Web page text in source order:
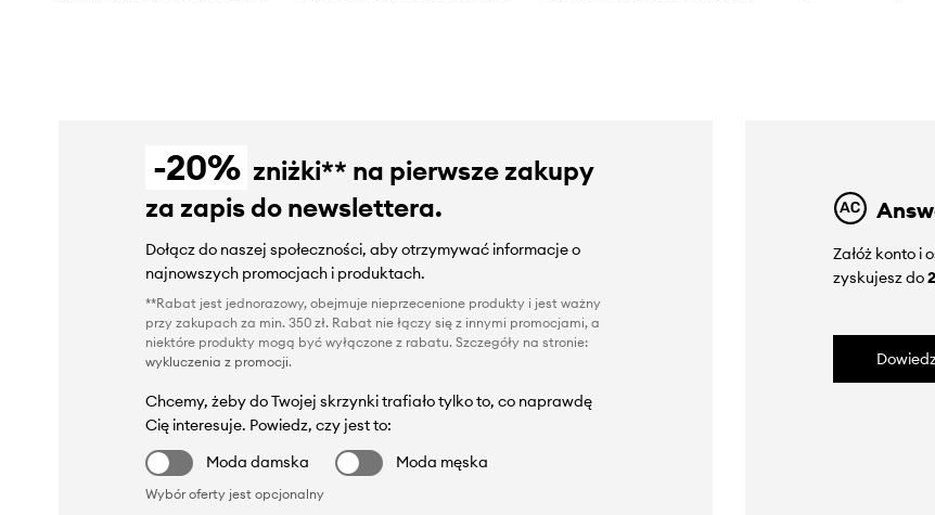
-20% zniżki** na pierwsze zakupy
za zapis do newslettera.
Dołącz do naszej społeczności, aby otrzymywać informacje o
najnowszych promocjach i produktach.
**Rabat jest jednorazowy, obejmuje nieprzecenione produkty i jest ważny
przy zakupach za min. 350 zł. Rabat nie łączy się z innymi promocjami, a
niektóre produkty mogą być wyłączone z rabatu. Szczegóły na stronie:
wykluczenia z promocji.
Chcemy, żeby do Twojej skrzynki trafiało tylko to, co naprawdę
Cię interesuje. Powiedz, czy jest to:
Moda damska
Moda męska
Wybór oferty jest opcjonalny
Załóż konto i
zyskujesz do